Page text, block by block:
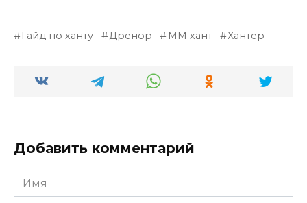
Гайд по ханту Дренор ММ хант Хантер
Добавить комментарий
Имя
*